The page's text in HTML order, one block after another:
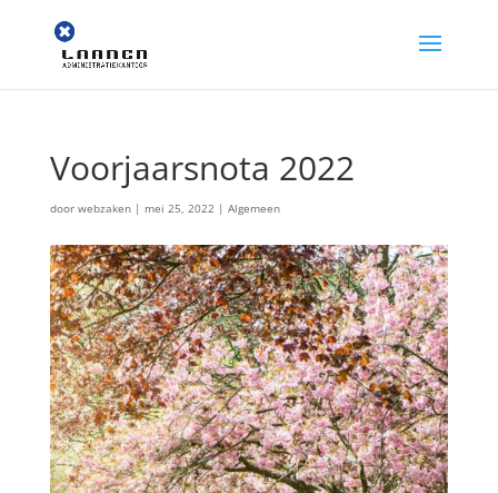
Voorjaarsnota 2022
door webzaken| mei 25, 2022 | Algemeen